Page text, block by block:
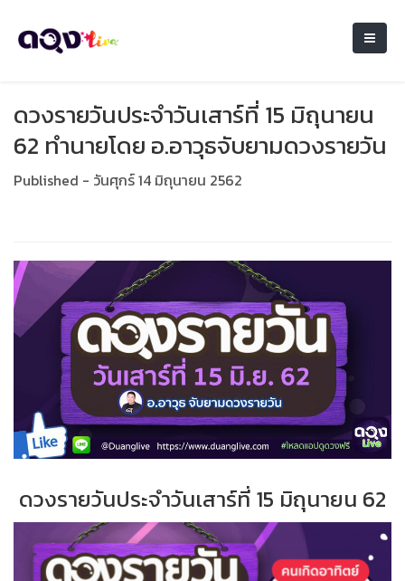
ดวงรายวันประจำวันเสาร์ที่ 15 มิถุนายน
62 ทำนายโดย อ.อาวุธจับยามดวงรายวัน
Published - วันศุกร์ 14 มิถุนายน 2562
ดวงรายวันประจำวันเสาร์ที่ 15 มิถุนายน 62